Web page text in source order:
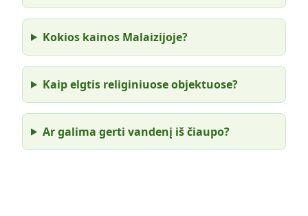
Kokios kainos Malaizijoje?
Kaip elgtis religiniuose objektuose?
Ar galima gerti vandenį iš čiaupo?